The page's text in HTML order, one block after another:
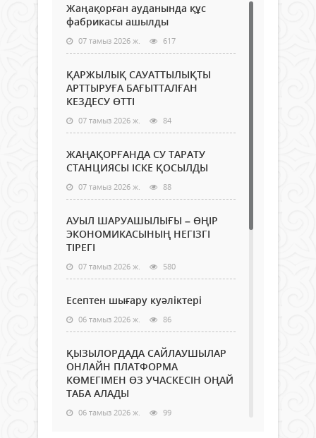
Жаңақорған ауданында құс
фабрикасы ашылды
07 тамыз 2026 ж. 617
ҚАРЖЫЛЫҚ САУАТТЫЛЫҚТЫ
АРТТЫРУҒА БАҒЫТТАЛҒАН
КЕЗДЕСУ ӨТТІ
07 тамыз 2026 ж. 84
ЖАҢАҚОРҒАНДА СУ ТАРАТУ
СТАНЦИЯСЫ ІСКЕ ҚОСЫЛДЫ
07 тамыз 2026 ж. 88
АУЫЛ ШАРУАШЫЛЫҒЫ – ӨҢІР
ЭКОНОМИКАСЫНЫҢ НЕГІЗГІ
ТІРЕГІ
07 тамыз 2026 ж. 580
Есептен шығару куәліктері
06 тамыз 2026 ж. 86
ҚЫЗЫЛОРДАДА САЙЛАУШЫЛАР
ОНЛАЙН ПЛАТФОРМА
КӨМЕГІМЕН ӨЗ УЧАСКЕСІН ОҢАЙ
ТАБА АЛАДЫ
06 тамыз 2026 ж. 99